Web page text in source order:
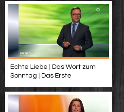
Echte Liebe | Das Wort zum
Sonntag | Das Erste